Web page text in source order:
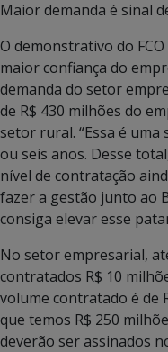
Maior demanda é sinal
O demonstrativo do
maior confiança do
demanda do setor
de R$ 430 milhões do
setor rural. “Essa é
ou seis anos. Desse
nível de contratação
fazer a gestão junto ao
consiga elevar esse
No setor empresarial,
contratados R$ 10
volume contratado é de
que temos R$ 250
deverão ser assinados